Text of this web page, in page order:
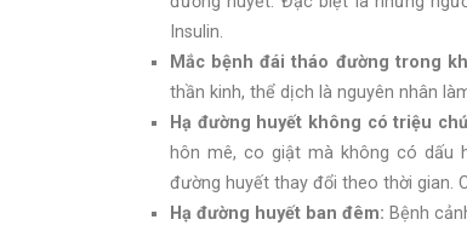
Insulin.
Mắc bệnh đái tháo đường trong
thần kinh, thể dịch là nguyên nhân
Hạ đường huyết không có triệu
hôn mê, co giật mà không có dấu
đường huyết thay đổi theo thời gian.
Hạ đường huyết ban đêm: Bệnh